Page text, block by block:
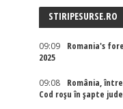
STIRIPESURSE.RO
09:09
Romania's
2025
09:08
România,
Cod roșu în șapte